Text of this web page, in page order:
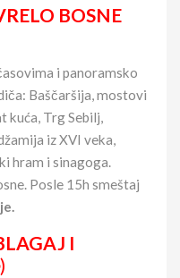
BOSNE
i panoramsko
Baščaršija, mostovi
kuća, Trg Sebilj,
iz XVI veka,
hram i sinagoga.
Posle 15h smeštaj
I
)